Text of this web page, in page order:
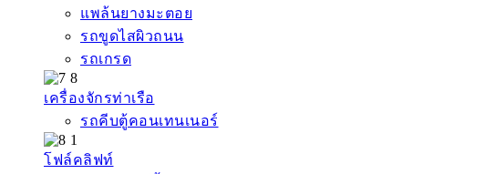
แพล้นยางมะตอย
รถขูดไสผิวถนน
รถเกรด
เครื่องจักรท่าเรือ
รถคีบตู้คอนเทนเนอร์
โฟล์คลิฟท์